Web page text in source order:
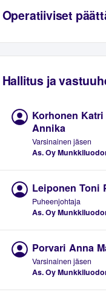
Operatiiviset
Hallitus ja
Korhonen
Annika
Varsinainen jäsen
As. Oy
Leiponen Toni
Puheenjohtaja
As. Oy
Porvari Anna
Varsinainen jäsen
As. Oy